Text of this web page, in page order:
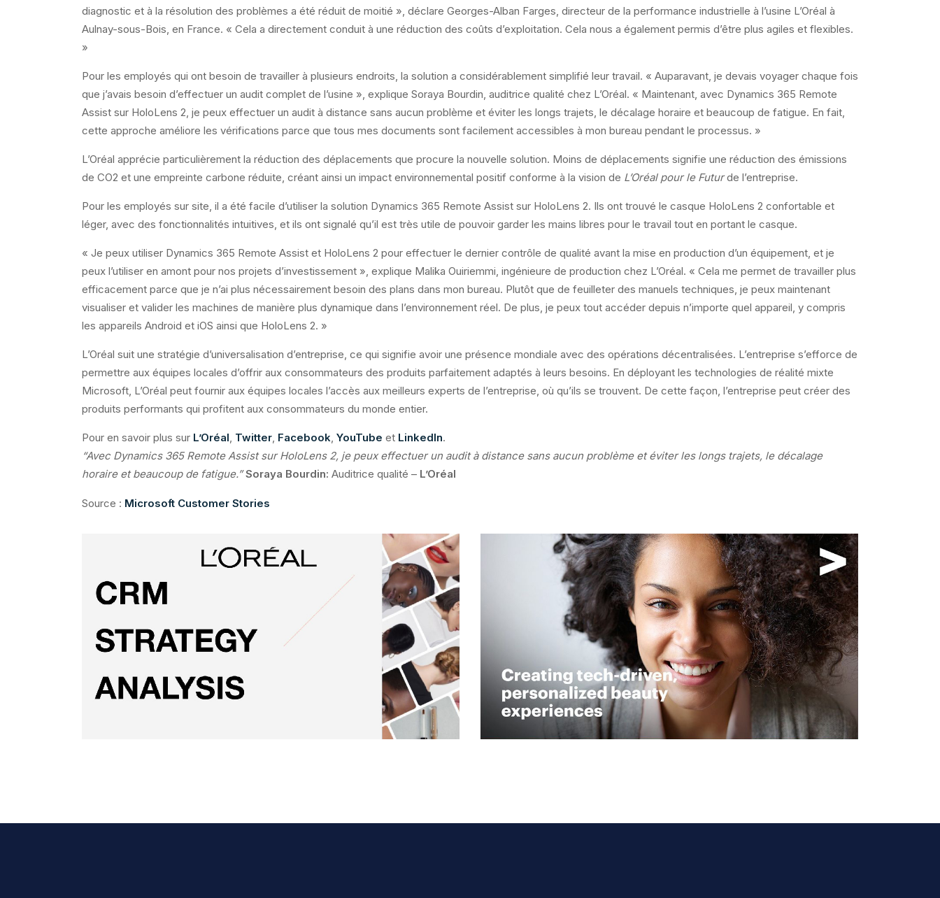
diagnostic et à la résolution des problèmes a été réduit de moitié », déclare Georges-Alban Farges, directeur de la performance industrielle à l’usine L’Oréal à
Aulnay-sous-Bois, en France. « Cela a directement conduit à une réduction des coûts d’exploitation. Cela nous a également permis d’être plus agiles et flexibles.
»
Pour les employés qui ont besoin de travailler à plusieurs endroits, la solution a considérablement simplifié leur travail. « Auparavant, je devais voyager chaque fois
que j’avais besoin d’effectuer un audit complet de l’usine », explique Soraya Bourdin, auditrice qualité chez L’Oréal. « Maintenant, avec Dynamics 365 Remote
Assist sur HoloLens 2, je peux effectuer un audit à distance sans aucun problème et éviter les longs trajets, le décalage horaire et beaucoup de fatigue. En fait,
cette approche améliore les vérifications parce que tous mes documents sont facilement accessibles à mon bureau pendant le processus. »
L’Oréal apprécie particulièrement la réduction des déplacements que procure la nouvelle solution. Moins de déplacements signifie une réduction des émissions
de CO2 et une empreinte carbone réduite, créant ainsi un impact environnemental positif conforme à la vision de L’Oréal pour le Futurde l’entreprise.
Pour les employés sur site, il a été facile d’utiliser la solution Dynamics 365 Remote Assist sur HoloLens 2. Ils ont trouvé le casque HoloLens 2 confortable et
léger, avec des fonctionnalités intuitives, et ils ont signalé qu’il est très utile de pouvoir garder les mains libres pour le travail tout en portant le casque.
« Je peux utiliser Dynamics 365 Remote Assist et HoloLens 2 pour effectuer le dernier contrôle de qualité avant la mise en production d’un équipement, et je
peux l’utiliser en amont pour nos projets d’investissement », explique Malika Ouiriemmi, ingénieure de production chez L’Oréal. « Cela me permet de travailler plus
efficacement parce que je n’ai plus nécessairement besoin des plans dans mon bureau. Plutôt que de feuilleter des manuels techniques, je peux maintenant
visualiser et valider les machines de manière plus dynamique dans l’environnement réel. De plus, je peux tout accéder depuis n’importe quel appareil, y compris
les appareils Android et iOS ainsi que HoloLens 2. »
L’Oréal suit une stratégie d’universalisation d’entreprise, ce qui signifie avoir une présence mondiale avec des opérations décentralisées. L’entreprise s’efforce de
permettre aux équipes locales d’offrir aux consommateurs des produits parfaitement adaptés à leurs besoins. En déployant les technologies de réalité mixte
Microsoft, L’Oréal peut fournir aux équipes locales l’accès aux meilleurs experts de l’entreprise, où qu’ils se trouvent. De cette façon, l’entreprise peut créer des
produits performants qui profitent aux consommateurs du monde entier.
Pour en savoir plus sur L’Oréal, Twitter, Facebook, YouTube et LinkedIn.
“Avec Dynamics 365 Remote Assist sur HoloLens 2, je peux effectuer un audit à distance sans aucun problème et éviter les longs trajets, le décalage
horaire et beaucoup de fatigue.”Soraya Bourdin: Auditrice qualité – L’Oréal
Source : Microsoft Customer Stories